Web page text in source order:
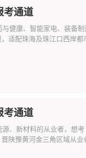
考通道
健康、智能家电、装备
适配珠海及珠江口西岸
考通道
、新材料的从业者，想
陕豫黄河金三角区域从